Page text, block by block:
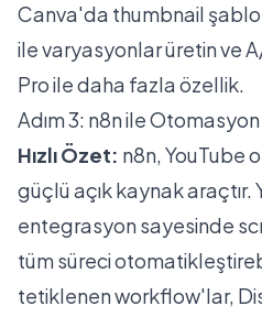
Canva'da thumbnail
ile varyasyonlar üretin ve
Proile daha fazla özellik.
Adım 3: n8n ile
Hızlı Özet: n8n, YouTube
güçlü açık kaynak araçtır.
entegrasyon sayesinde
tüm süreci
tetiklenen workflow'lar,